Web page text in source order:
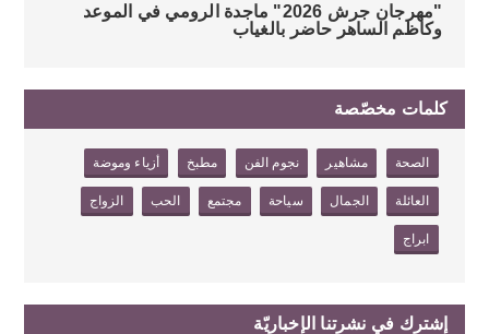
"مهرجان جرش 2026" ماجدة الرومي في الموعد
وكاظم الساهر حاضر بالغياب
كلمات مخصّصة
الصحة مشاهير نجوم الفن مطبخ أزياء وموضة
العائلة الجمال سياحة مجتمع الحب الزواج
ابراج
إشترك في نشرتنا الإخباريّة